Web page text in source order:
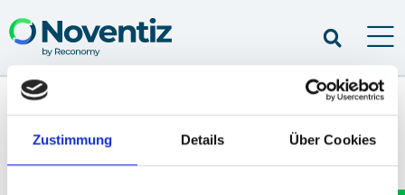
Zustimmung Details Über Cookies
Müs­sen Online-Händ­ler Ver­